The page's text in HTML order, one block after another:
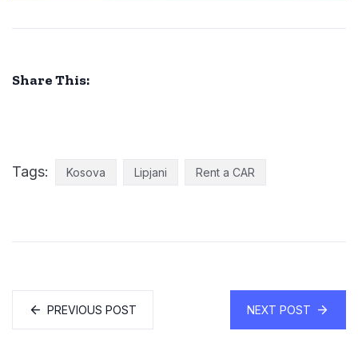
Share This:
Tags: Kosova Lipjani Rent a CAR
PREVIOUS POST NEXT POST